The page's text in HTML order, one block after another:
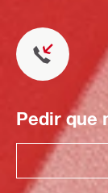
Pedir que